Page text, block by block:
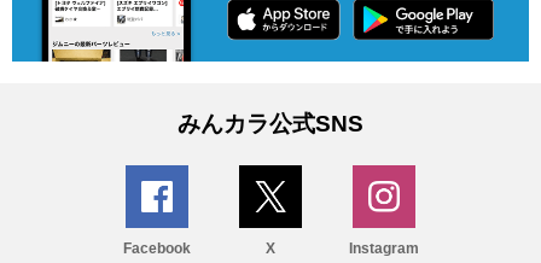
みんカラ公式SNS
Facebook X Instagram